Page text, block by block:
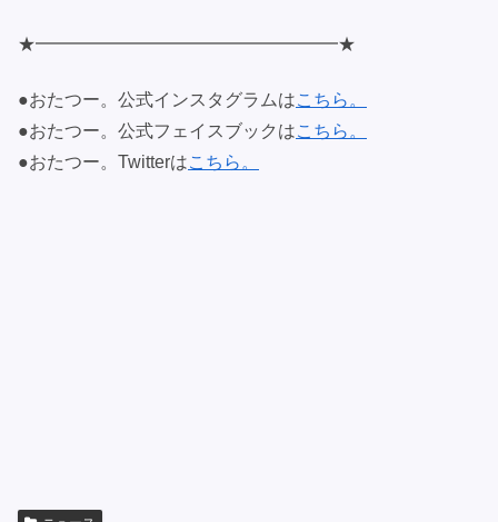
★━━━━━━━━━━━━━━━━━★
●おたつー。公式インスタグラムはこちら。
●おたつー。公式フェイスブックはこちら。
●おたつー。Twitterはこちら。